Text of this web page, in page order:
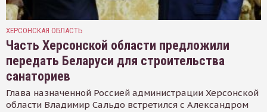
ХЕРСОНСКАЯ ОБЛАСТЬ
Часть Херсонской области предложили
передать Беларуси для строительства
санаториев
Глава назначенной Россией администрации Херсонской
области Владимир Сальдо встретился с Александром